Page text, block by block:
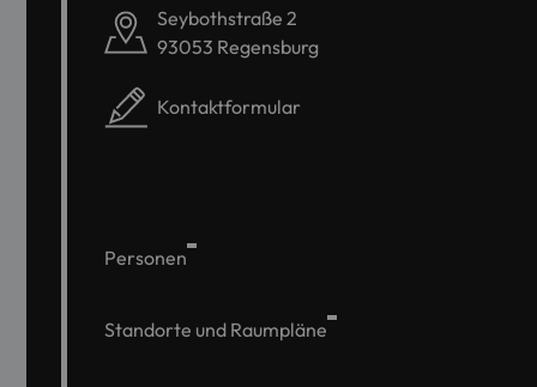
Seybothstraße 2
93053 Regensburg
Kontaktformular
Personen
Standorte und Raumpläne